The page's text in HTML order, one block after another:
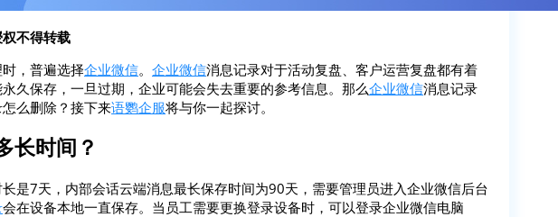
不得转载
，普遍选择企业微信。 企业微信消息记录对于活动复盘、客户运营复盘都有着
久保存，一旦过期，企业可能会失去重要的参考信息。那么企业微信消息记录
么删除？接下来语鹦企服将与你一起探讨。
长时间？
是7天，内部会话云端消息最长保存时间为90天，需要管理员进入企业微信后台
会在设备本地一直保存。当员工需要更换登录设备时，可以登录企业微信电脑